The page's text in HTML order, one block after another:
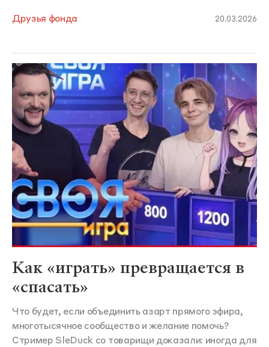
Друзья фонда 20.03.2026
Как «играть» превращается в
«спасать»
Что будет, если объединить азарт прямого эфира,
многотысячное сообщество и желание помочь?
Стример SleDuck со товарищи доказали: иногда для